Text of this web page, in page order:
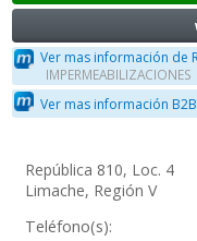
Ver mas información de
IMPERMEABILIZACIONES
Ver mas información
República 810, Loc. 4
Limache, Región V
Teléfono(s):